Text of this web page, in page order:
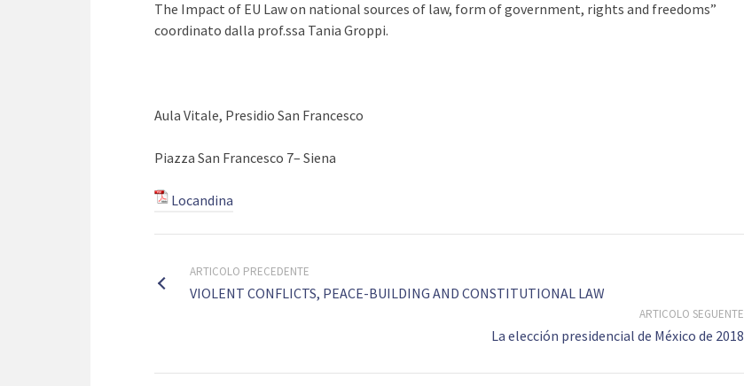
The Impact of EU Law on national sources of law, form of government, rights and freedoms”
coordinato dalla prof.ssa Tania Groppi.
Aula Vitale, Presidio San Francesco
Piazza San Francesco 7– Siena
Locandina
ARTICOLO PRECEDENTE
VIOLENT CONFLICTS, PEACE-BUILDING AND CONSTITUTIONAL LAW
ARTICOLO SEGUENTE
La elección presidencial de México de 2018